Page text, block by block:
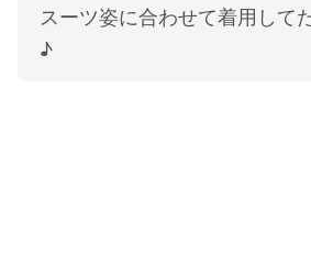
スーツ姿に合わせて着用して
♪